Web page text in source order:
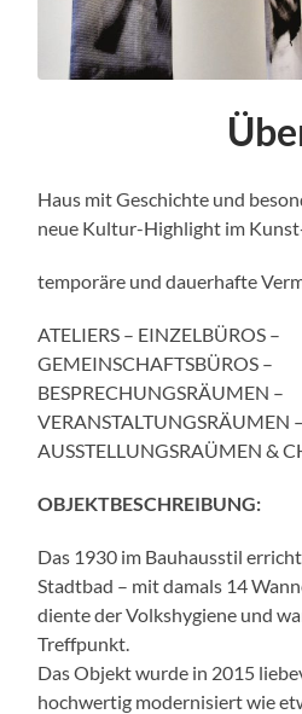
Haus mit Geschichte und
neue Kultur-Highlight im
temporäre und dauerhafte
ATELIERS – EINZELBÜROS –
GEMEINSCHAFTSBÜROS –
BESPRECHUNGSRÄUMEN –
VERANSTALTUNGSRÄUMEN –
AUSSTELLUNGSRAÜMEN &
OBJEKTBESCHREIBUNG:
Das 1930 im Bauhausstil
Stadtbad – mit damals 14
diente der Volkshygiene und
Treffpunkt.
Das Objekt wurde in 2015
hochwertig modernisiert wie